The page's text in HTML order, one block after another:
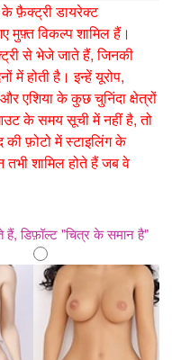
के फ़ैक्ट्री डायरेक्ट
मुफ़्त विकल्प शामिल हैं।
से भेजे जाते हैं, जिनकी
में होती है। इन्हें यूरोप,
एशिया के कुछ चुनिंदा क्षेत्रों
के समय सूची में नहीं है, तो
फ़ोटो में स्टाइलिंग के
शामिल होते हैं जब वे
डिफ़ॉल्ट "चित्र के समान है"